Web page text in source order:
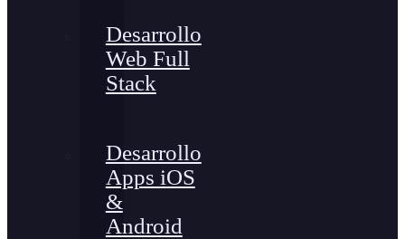
Desarrollo
Web Full
Stack
Desarrollo
Apps iOS
&
Android